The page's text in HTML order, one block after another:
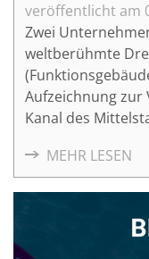
Zwei
weltberühmte
Aufzeichnung zur
Kanal des
Building
MEHR LESEN